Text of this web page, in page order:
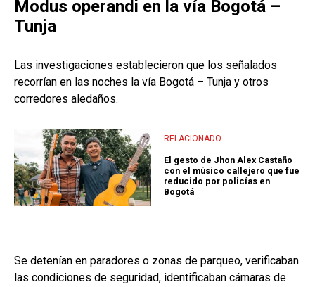
Modus operandi en la vía Bogotá –
Tunja
Las investigaciones establecieron que los señalados
recorrían en las noches la vía Bogotá – Tunja y otros
corredores aledaños.
RELACIONADO
El gesto de Jhon Alex Castaño
con el músico callejero que fue
reducido por policías en
Bogotá
Se detenían en paradores o zonas de parqueo, verificaban
las condiciones de seguridad, identificaban cámaras de